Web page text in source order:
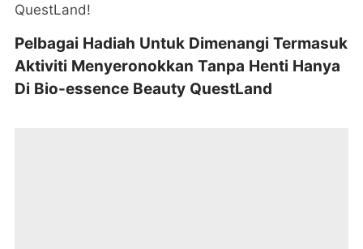
QuestLand!
Pelbagai Hadiah Untuk Dimenangi Termasuk
Aktiviti Menyeronokkan Tanpa Henti Hanya
Di Bio-essence Beauty QuestLand